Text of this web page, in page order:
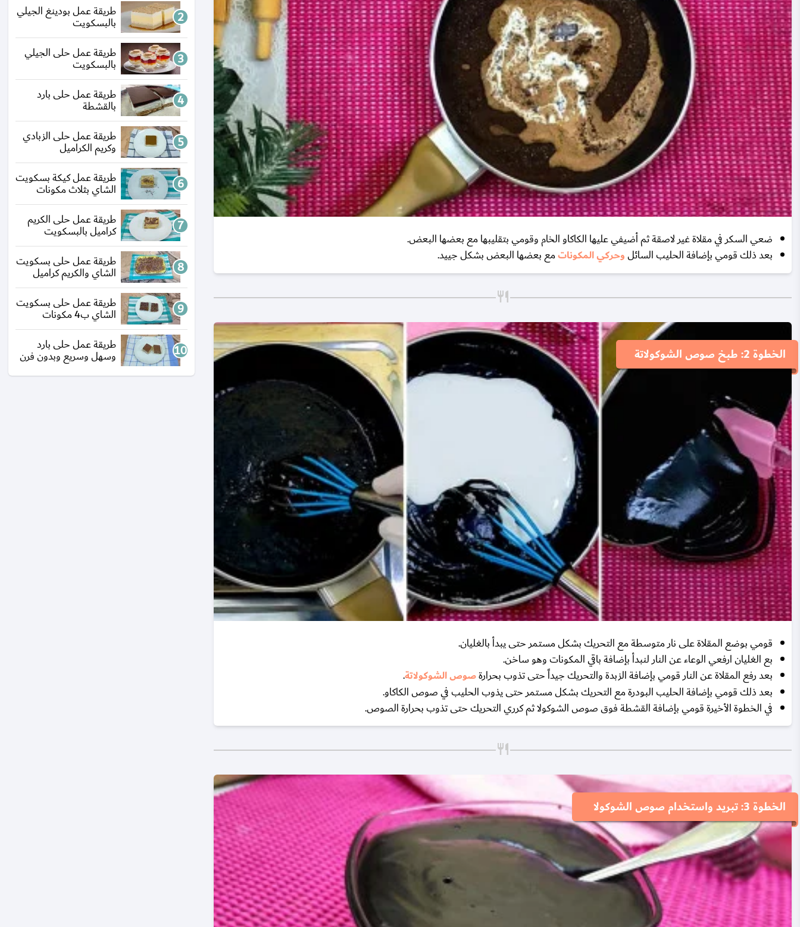
ضعي السكر في مقلاة غير لاصقة ثم أضيفي عليها الكاكاو الخام وقومي بتقليبها مع بعضها البعض.
بعد ذلك قومي بإضافة الحليب السائلوحركي المكوناتمع بعضها البعض بشكل جييد.
الخطوة 2: طبخ صوص الشوكولاتة
قومي بوضع المقلاة على نار متوسطة مع التحريك بشكل مستمر حتى يبدأ بالغليان.
بع الغليان ارفعي الوعاء عن النار لنبدأ بإضافة باقي المكونات وهو ساخن.
بعد رفع المقلاة عن النار قومي بإضافة الزبدة والتحريك جيداً حتى تذوب بحرارةصوص الشوكولاتة.
بعد ذلك قومي بإضافة الحليب البودرة مع التحريك بشكل مستمر حتى يذوب الحليب في صوص الكاكاو.
في الخطوة الأخيرة قومي بإضافة القشطة فوق صوص الشوكولا ثم كرري التحريك حتى تذوب بحرارة الصوص.
الخطوة 3: تبريد واستخدام صوص الشوكولا
طريقة عمل بودينغ الجيلي
بالبسكويت
طريقة عمل حلى الجيلي
بالبسكويت
طريقة عمل حلى بارد
بالقشطة
طريقة عمل حلى الزبادي
وكريم الكراميل
طريقة عمل كيكة بسكويت
الشاي بثلاث مكونات
طريقة عمل حلى الكريم
كراميل بالبسكويت
طريقة عمل حلى بسكويت
الشاي والكريم كراميل
طريقة عمل حلى بسكويت
الشاي ب4 مكونات
طريقة عمل حلى بارد
وسهل وسريع وبدون فرن